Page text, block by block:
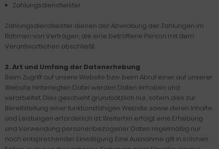
Zahlungsdienstleister
Zahlungsdienstleister dienen der Abwicklung der Zahlungen im
Rahmen von Verträgen, die eine betroffene Person mit dem
Verantwortlichen abschließt.
2. Art und Umfang der Datenerhebung
Beim Zugriff auf unsere Website bzw. beim Abruf einer auf unserer
Website hinterlegten Datei werden Daten erhoben und
verarbeitet. Dies geschieht grundsätzlich nur, sofern dies zur
Bereitstellung einer funktionsfähigen Website sowie deren Inhalte
und Leistungen erforderlich ist. Weiterhin erfolgt eine Erhebung
und Verwendung personenbezogener Daten regelmäßig nur
nach entsprechender Einwilligung. Eine Ausnahme gilt in solchen